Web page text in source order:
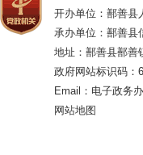
开办单位：鄯善县
承办单位：鄯善县
地址：鄯善县鄯善
政府网站标识码：
Email：电子政务
网站地图